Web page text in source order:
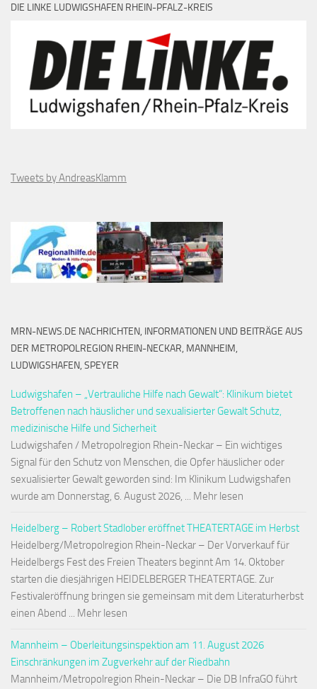
DIE LINKE LUDWIGSHAFEN RHEIN-PFALZ-KREIS
Tweets by AndreasKlamm
MRN-NEWS.DE NACHRICHTEN, INFORMATIONEN UND BEITRÄGE AUS
DER METROPOLREGION RHEIN-NECKAR, MANNHEIM,
LUDWIGSHAFEN, SPEYER
Ludwigshafen – „Vertrauliche Hilfe nach Gewalt“: Klinikum bietet
Betroffenen nach häuslicher und sexualisierter Gewalt Schutz,
medizinische Hilfe und Sicherheit
Ludwigshafen / Metropolregion Rhein-Neckar – Ein wichtiges
Signal für den Schutz von Menschen, die Opfer häuslicher oder
sexualisierter Gewalt geworden sind: Im Klinikum Ludwigshafen
wurde am Donnerstag, 6. August 2026, ... Mehr lesen
Heidelberg – Robert Stadlober eröffnet THEATERTAGE im Herbst
Heidelberg/Metropolregion Rhein-Neckar – Der Vorverkauf für
Heidelbergs Fest des Freien Theaters beginnt Am 14. Oktober
starten die diesjährigen HEIDELBERGER THEATERTAGE. Zur
Festivaleröffnung bringen sie gemeinsam mit dem Literaturherbst
einen Abend ... Mehr lesen
Mannheim – Oberleitungsinspektion am 11. August 2026
Einschränkungen im Zugverkehr auf der Riedbahn
Mannheim/Metropolregion Rhein-Neckar – Die DB InfraGO führt